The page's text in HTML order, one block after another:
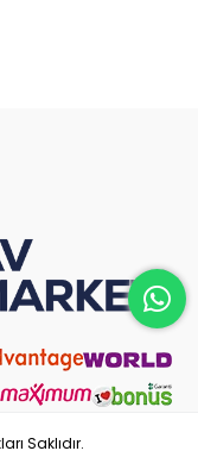
Saklıdır.